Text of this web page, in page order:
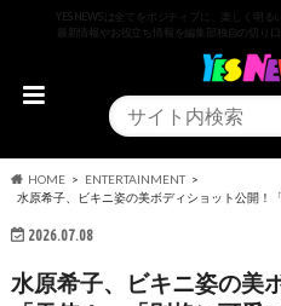
YESNEWSは全てをポジティブに、楽しく明る
最新情報やお役立ち情報を編集部独自の切り
HOME
ENTERTAINMENT
水原希子、ビキニ姿の美ボディショット公開！
2026.07.08
水原希子、ビキニ姿の美